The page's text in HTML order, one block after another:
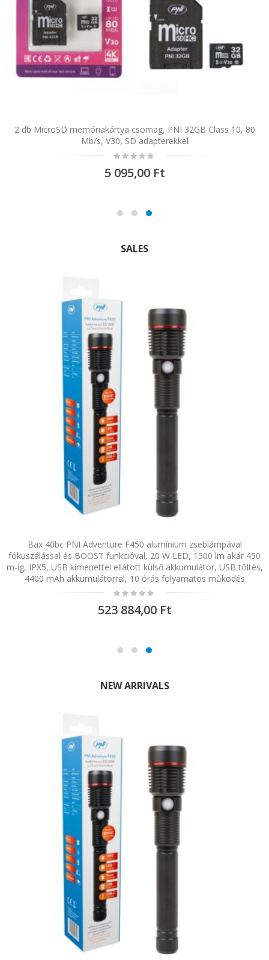
2 db MicroSD memóriakártya csomag, PNI 32GB Class 10, 80
Mb/s, V30, SD adapterekkel
Rating:
0%
5 095,00 Ft
Csomag 2 db elektromos szivattyú PNI WD100 palackhoz töltés
USB-C-n keresztül, 800 mAh akkumulátor, teljesítmény 4W
Rating:
0%
3 821,00 Ft
SALES
Bax 40bc PNI Adventure F450 alumínium zseblámpával
fókuszálással és BOOST funkcióval, 20 W LED, 1500 lm akár 450
m-ig, IPX5, USB kimenettel ellátott külső akkumulátor, USB töltés,
4400 mAh akkumulátorral, 10 órás folyamatos működés
Rating:
0%
523 884,00 Ft
PNI WCR15 Irodai töltő rádióállomás PMR R15
Rating:
0%
2 970,00 Ft
NEW ARRIVALS